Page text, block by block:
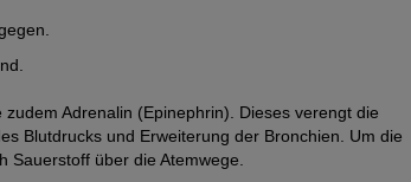
Adrenalin (Epinephrin). Dieses verengt die
Blutdrucks und Erweiterung der Bronchien. Um die
Sauerstoff über die Atemwege.